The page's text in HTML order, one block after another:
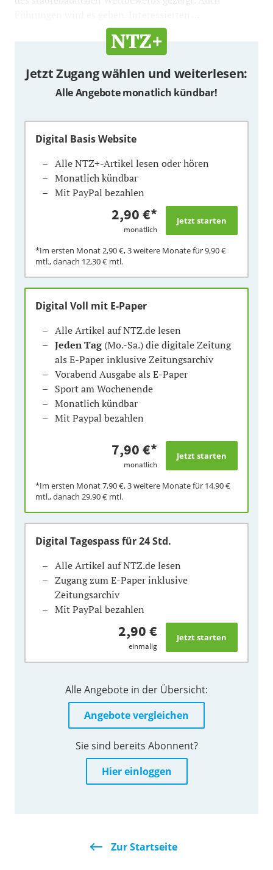
Jetzt Zugang wählen und weiterlesen:
Alle Angebote monatlich kündbar!
Digital Basis Website
Alle NTZ+-Artikel lesen oder hören
Monatlich kündbar
Mit PayPal bezahlen
2,90 €*
monatlich
*Im ersten Monat2,90 €, 3 weitere Monate für9,90 €
mtl., danach 12,30 € mtl.
Digital Voll mit E-Paper
Alle Artikel auf NTZ.de lesen
Jeden Tag(Mo.-Sa.) die digitale Zeitung
als E-Paper inklusive Zeitungsarchiv
Vorabend Ausgabe als E-Paper
Sport am Wochenende
Monatlich kündbar
Mit Paypal bezahlen
7,90 €*
monatlich
*Im ersten Monat7,90 €, 3 weitere Monate für 14,90 €
mtl., danach 29,90 € mtl.
Digital Tagespassfür 24 Std.
Alle Artikel auf NTZ.de lesen
Zugang zum E-Paper inklusive
Zeitungsarchiv
Mit PayPal bezahlen
2,90 €
einmalig
Alle Angebote in der Übersicht:
Angebote vergleichen
Sie sind bereits Abonnent?
Hier einloggen
Zur Startseite